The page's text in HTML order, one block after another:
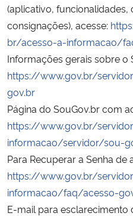
(aplicativo, funcionalidades,
consignações), acesse:
br/acesso-a-informacao/
Informações gerais sobre o
https://www.gov.br/
gov.br
Página do SouGov.br com
https://www.gov.br/
informacao/servidor/sou-
Para Recuperar a Senha de
https://www.gov.br/
informacao/faq/acesso-
E-mail para esclarecimento